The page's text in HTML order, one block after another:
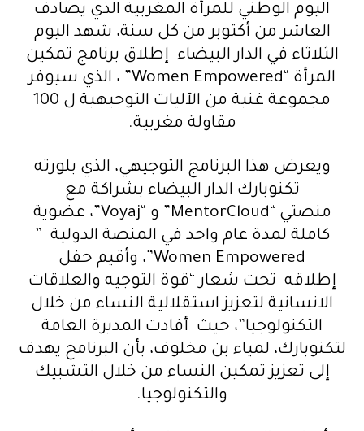
اليوم الوطني للمرأة المغربية الذي يصادف
العاشر من أكتوبر من كل سنة، شهد اليوم
الثلاثاء في الدار البيضاء إطلاق برنامج تمكين
المرأة “Women Empowered” ، الذي سيوفر
مجموعة غنية من الآليات التوجيهية ل 100
مقاولة مغربية.
ويعرض هذا البرنامج التوجيهي، الذي بلورته
تكنوبارك الدار البيضاء بشراكة مع
منصتي “MentorCloud” و “Voyaj”، عضوية
كاملة لمدة عام واحد في المنصة الدولية ”
Women Empowered”، وأقيم حفل
إطلاقه تحت شعار “قوة التوجيه والعلاقات
الانسانية لتعزيز استقلالية النساء من خلال
التكنولوجيا”، حيث أفادت المديرة العامة
لتكنوبارك، لمياء بن مخلوف، بأن البرنامج يهدف
إلى تعزيز تمكين النساء من خلال التشبيك
والتكنولوجيا.